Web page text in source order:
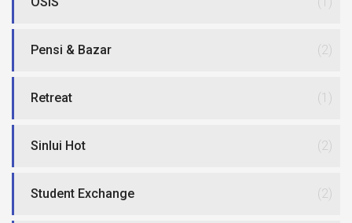
Pensi & Bazar (2)
Retreat (1)
Sinlui Hot (2)
Student Exchange (2)